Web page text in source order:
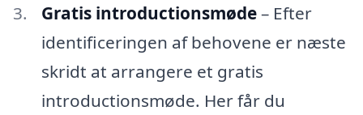
Gratis introductionsmøde– Efter
identificeringen af behovene er næste
skridt at arrangere et gratis
introductionsmøde. Her får du